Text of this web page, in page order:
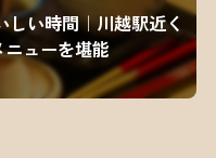
しい時間｜川越駅近く
ューを堪能